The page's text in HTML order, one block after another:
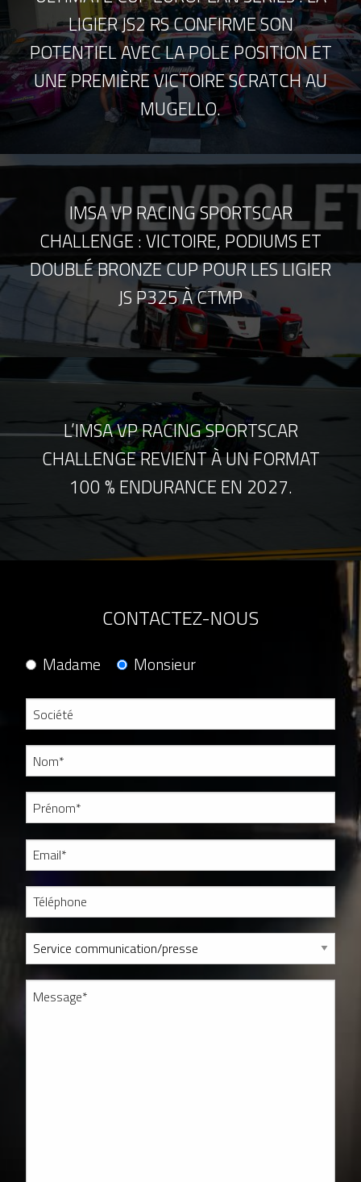
LIGIER JS2 RS CONFIRME SON
POTENTIEL AVEC LA POLE POSITION ET
UNE PREMIÈRE VICTOIRE SCRATCH AU
MUGELLO.
IMSA VP RACING SPORTSCAR
CHALLENGE : VICTOIRE, PODIUMS ET
DOUBLÉ BRONZE CUP POUR LES LIGIER
JS P325 À CTMP
L’IMSA VP RACING SPORTSCAR
CHALLENGE REVIENT À UN FORMAT
100 % ENDURANCE EN 2027.
CONTACTEZ-NOUS
Madame Monsieur